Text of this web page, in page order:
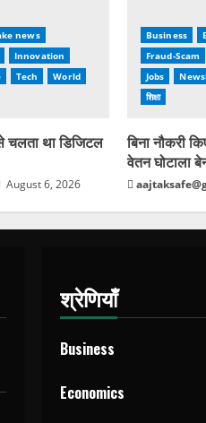
news
Innovation
Tech
World
चलता था डिजिटल
August 6, 2026
Business
Fraud-Scam
Jobs
शिक्षा
बिना नौकरी
वेतन घोटाला
श्रेणियाँ
Business
Economics